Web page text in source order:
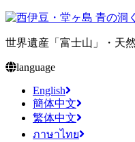
世界遺産「富士山」・天
language
English
簡体中文
繁体中文
ภาษาไทย